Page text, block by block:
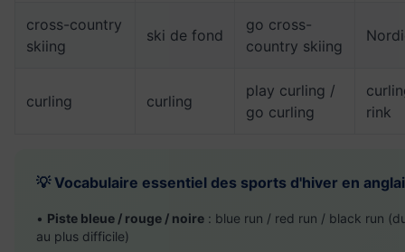
cross-country
skiing
ski de fond
go cross-
country skiing
curling curling
play curling /
go curling
rink
💡 Vocabulaire essentiel des sports d'hiver en
• Piste bleue / rouge / noire : blue run / red run / black run
au plus difficile)